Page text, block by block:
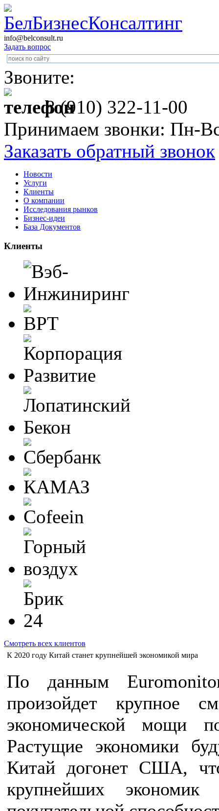
info@belconsult.ru
Задать вопрос
Звоните:
8 (910) 322-11-00
Принимаем звонки: Пн-
Заказать обратный звонок
Новости
Услуги
Клиенты
О компании
Исследования рынков
Бизнес-идеи
База Документов
Клиенты
Смотреть всех клиентов
К 2020 году Китай станет крупнейшей экономикой мира
По данным
произойдет крупное
экономической мощи
Растущие экономики
Китай догонет США,
крупнейших